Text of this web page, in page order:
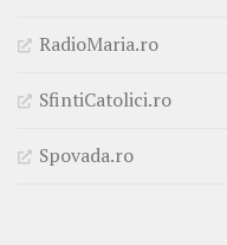
RadioMaria.ro
SfintiCatolici.ro
Spovada.ro